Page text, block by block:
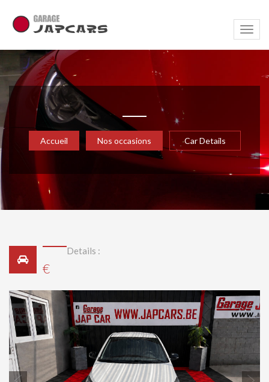
Accueil Nos occasions Car Details
Details :
€
Previous Next